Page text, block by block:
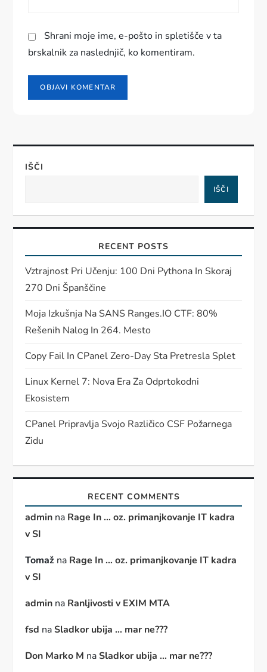
Shrani moje ime, e-pošto in spletišče v ta
brskalnik za naslednjič, ko komentiram.
IŠČI
IŠČI
RECENT POSTS
Vztrajnost Pri Učenju: 100 Dni Pythona In Skoraj
270 Dni Španščine
Moja Izkušnja Na SANS Ranges.IO CTF: 80%
Rešenih Nalog In 264. Mesto
Copy Fail In CPanel Zero-Day Sta Pretresla Splet
Linux Kernel 7: Nova Era Za Odprtokodni
Ekosistem
CPanel Pripravlja Svojo Različico CSF Požarnega
Zidu
RECENT COMMENTS
admin na Rage In … oz. primanjkovanje IT kadra
v SI
Tomaž na Rage In … oz. primanjkovanje IT kadra
v SI
admin na Ranljivosti v EXIM MTA
fsd naSladkor ubija … mar ne???
Don Marko M naSladkor ubija … mar ne???